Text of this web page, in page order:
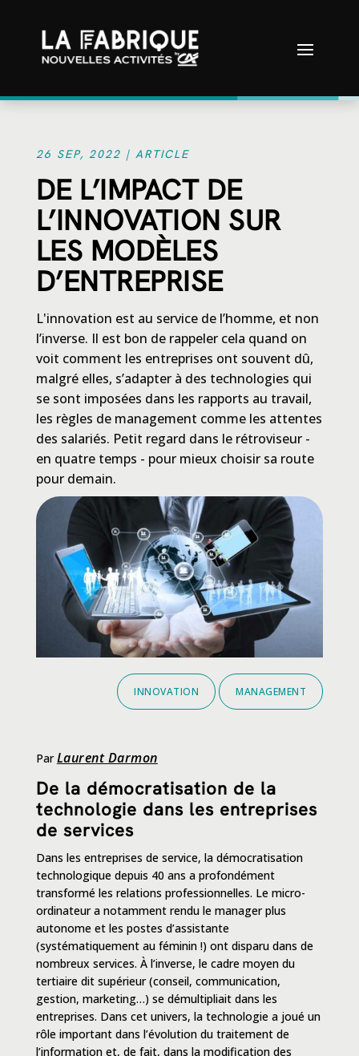
26 SEP, 2022 | ARTICLE
DE L’IMPACT DE
L’INNOVATION SUR
LES MODÈLES
D’ENTREPRISE
L'innovation est au service de l’homme, et non
l’inverse. Il est bon de rappeler cela quand on
voit comment les entreprises ont souvent dû,
malgré elles, s’adapter à des technologies qui
se sont imposées dans les rapports au travail,
les règles de management comme les attentes
des salariés. Petit regard dans le rétroviseur -
en quatre temps - pour mieux choisir sa route
pour demain.
INNOVATION MANAGEMENT
ParLaurent Darmon
De la démocratisation de la
technologie dans les entreprises
de services
Dans les entreprises de service, la démocratisation
technologique depuis 40 ans a profondément
transformé les relations professionnelles. Le micro-
ordinateur a notamment rendu le manager plus
autonome et les postes d’assistante
(systématiquement au féminin !) ont disparu dans de
nombreux services. À l’inverse, le cadre moyen du
tertiaire dit supérieur (conseil, communication,
gestion, marketing…) se démultipliait dans les
entreprises. Dans cet univers, la technologie a joué un
rôle important dans l’évolution du traitement de
l’information et, de fait, dans la modification des